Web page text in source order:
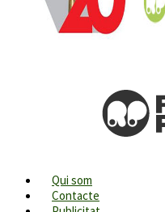
Qui som
Contacte